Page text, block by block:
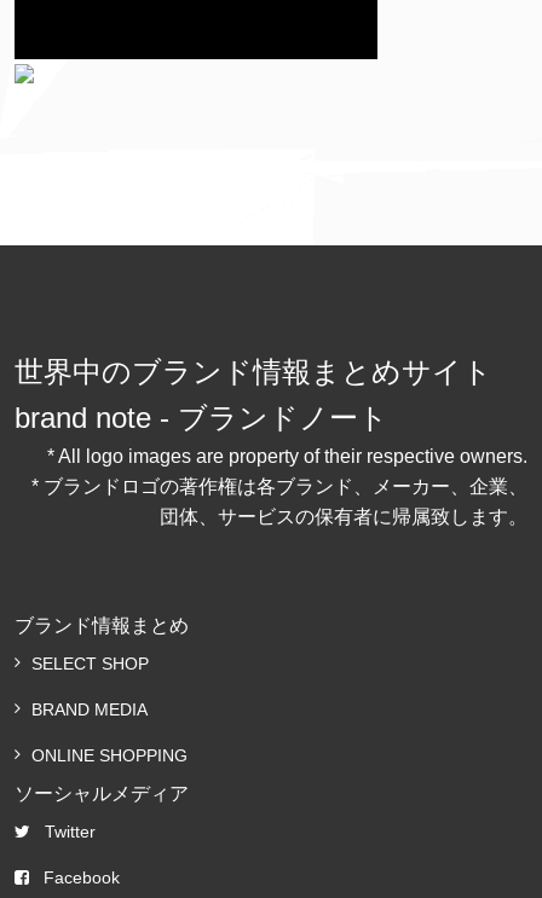
世界中のブランド情報まとめサイト
brand note - ブランドノート
* All logo images are property of their respective owners.
* ブランドロゴの著作権は各ブランド、メーカー、企業、
団体、サービスの保有者に帰属致します。
ブランド情報まとめ
SELECT SHOP
BRAND MEDIA
ONLINE SHOPPING
ソーシャルメディア
Twitter
Facebook